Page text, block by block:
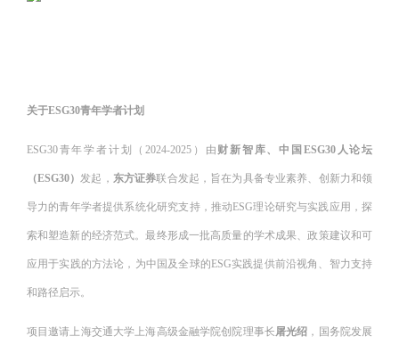
关于ESG30青年学者计划
ESG30青年学者计划（2024-2025）由 财新智库、中国ESG30人论坛
（ESG30）发起， 东方证券联合发起，旨在为具备专业素养、创新力和领
导力的青年学者提供系统化研究支持，推动ESG理论研究与实践应用，探
索和塑造新的经济范式。最终形成一批高质量的学术成果、政策建议和可
应用于实践的方法论，为中国及全球的ESG实践提供前沿视角、智力支持
和路径启示。
项目邀请上海交通大学上海高级金融学院创院理事长屠光绍 ，国务院发展